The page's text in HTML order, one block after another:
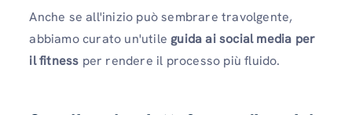
Anche se all'inizio può sembrare travolgente,
abbiamo curato un'utile guida ai social media per
il fitness per rendere il processo più fluido.